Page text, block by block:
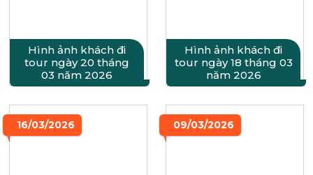
Hình ảnh khách đi
tour ngày 20 tháng
03 năm 2026
Hình ảnh khách đi
tour ngày 18 tháng 03
năm 2026
16/03/2026 09/03/2026